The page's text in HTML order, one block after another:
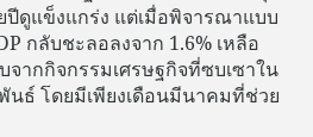
ปีดูแข็งแกร่ง แต่เมื่อพิจารณาแบบ
กลับชะลอลงจาก 1.6% เหลือ
ากกิจกรรมเศรษฐกิจที่ซบเซาใน
ธ์ โดยมีเพียงเดือนมีนาคมที่ช่วย